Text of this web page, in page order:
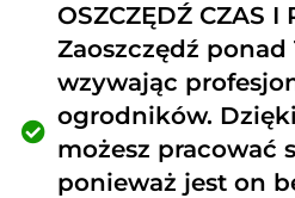
OSZCZĘDŹ CZAS I
Zaoszczędź ponad
wzywając
ogrodników.
możesz pracować
ponieważ jest on